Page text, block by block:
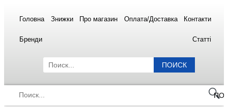
Головна Знижки Про магазин Оплата/Доставка Контакти
Бренди Статті
ПОИСК